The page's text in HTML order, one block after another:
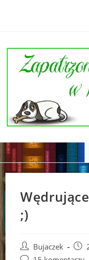
;)
Post
author:
Bujaczek
Post